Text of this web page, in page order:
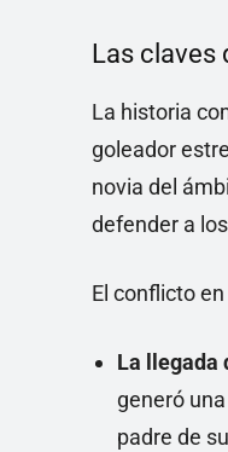
Las claves
La historia
goleador
novia del
defender a
El conflicto
La llegada
generó
padre de